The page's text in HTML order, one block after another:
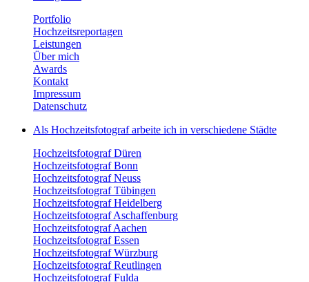
Portfolio
Hochzeitsreportagen
Leistungen
Über mich
Awards
Kontakt
Impressum
Datenschutz
Als Hochzeitsfotograf arbeite ich in verschiedene Städte
Hochzeitsfotograf Düren
Hochzeitsfotograf Bonn
Hochzeitsfotograf Neuss
Hochzeitsfotograf Tübingen
Hochzeitsfotograf Heidelberg
Hochzeitsfotograf Aschaffenburg
Hochzeitsfotograf Aachen
Hochzeitsfotograf Essen
Hochzeitsfotograf Würzburg
Hochzeitsfotograf Reutlingen
Hochzeitsfotograf Fulda